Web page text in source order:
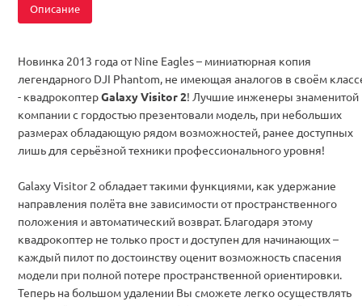
Описание
Новинка 2013 года от Nine Eagles – миниатюрная копия
легендарного DJI Phantom, не имеющая аналогов в своём
- квадрокоптерGalaxy Visitor 2! Лучшие инженеры знаменитой
компании с гордостью презентовали модель, при небольших
размерах обладающую рядом возможностей, ранее доступных
лишь для серьёзной техники профессионального уровня!
Galaxy Visitor 2 обладает такими функциями, как удержание
направления полёта вне зависимости от пространственного
положения и автоматический возврат. Благодаря этому
квадрокоптер не только прост и доступен для начинающих –
каждый пилот по достоинству оценит возможность спасения
модели при полной потере пространственной ориентировки.
Теперь на большом удалении Вы сможете легко осуществлять